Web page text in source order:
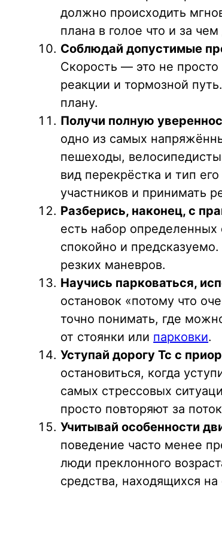
должно происходить
плана в голое что и за чем
Соблюдай допустимые
Скорость — это не
реакции и тормозной
плану.
Получи полную
одно из самых
пешеходы,
вид перекрёстка и тип
участников и принимать
Разберись, наконец, с
есть набор
спокойно и
резких маневров.
Научись парковаться,
остановок «потому что
точно понимать, где
от стоянки или парковки.
Уступай дорогу Тс с
остановиться, когда
самых стрессовых
просто повторяют за
Учитывай особенности
поведение часто менее
люди преклонного
средства, находящихся